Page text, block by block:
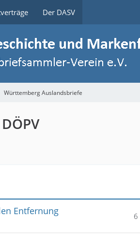
Der DASV
Württemberg Auslandsbriefe
Entfernung 6